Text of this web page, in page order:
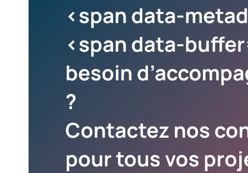
<span data-
<span data-
besoin
?
Contactez nos
pour tous vos